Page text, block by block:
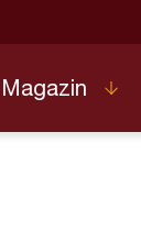
Magazin